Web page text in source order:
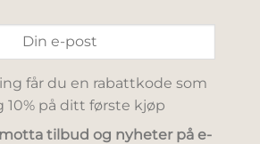
får du en rabattkode som
10% på ditt første kjøp
motta tilbud og nyheter på e-